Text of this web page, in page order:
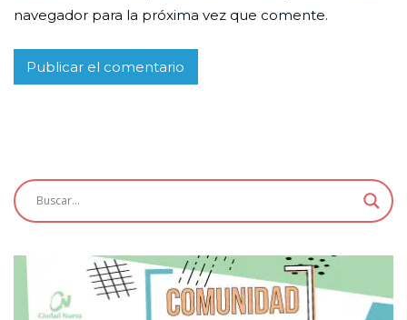
navegador para la próxima vez que comente.